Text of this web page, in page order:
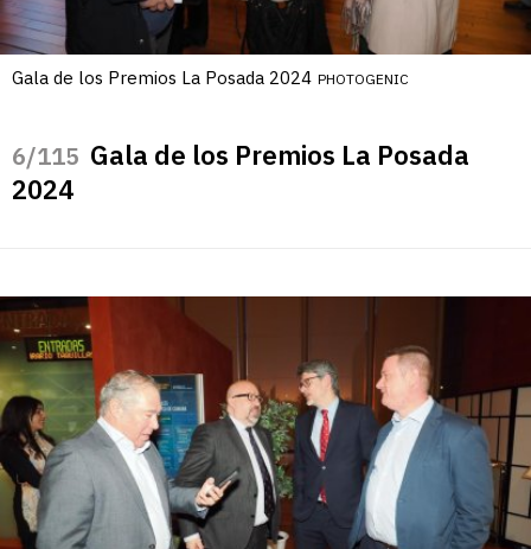
Gala de los Premios La Posada 2024 PHOTOGENIC
/115 Gala de los Premios La Posada
2024